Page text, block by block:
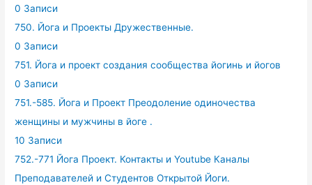
0 Записи
750. Йога и Проекты Дружественные.
0 Записи
751. Йога и проект создания сообщества йогинь и йогов
0 Записи
751.-585. Йога и Проект Преодоление одиночества
женщины и мужчины в йоге .
10 Записи
752.-771 Йога Проект. Контакты и Youtube Каналы
Преподавателей и Студентов Открытой Йоги.